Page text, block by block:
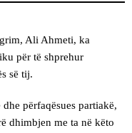
Ali Ahmeti, ka
për të shprehur
së tij.
përfaqësues partiakë,
dhimbjen me ta në këto